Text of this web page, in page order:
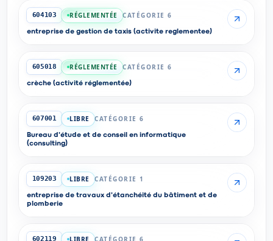
604103 RÉGLEMENTÉE CATÉGORIE 6
entreprise de gestion de taxis (activite reglementee)
605018 RÉGLEMENTÉE CATÉGORIE 6
crèche (activité réglementée)
607001 LIBRE CATÉGORIE 6
Bureau d'étude et de conseil en informatique
(consulting)
109203 LIBRE CATÉGORIE 1
entreprise de travaux d'étanchéité du bâtiment et de
plomberie
602119 LIBRE CATÉGORIE 6